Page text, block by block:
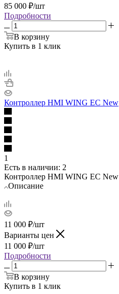
85 000 ₽/шт
Подробности
В корзину
Купить в 1 клик
Контроллер HMI WING EC New
1
Есть в наличии: 2
Контроллер HMI WING EC New
Описание
11 000 ₽/шт
Варианты цен
11 000 ₽/шт
Подробности
В корзину
Купить в 1 клик